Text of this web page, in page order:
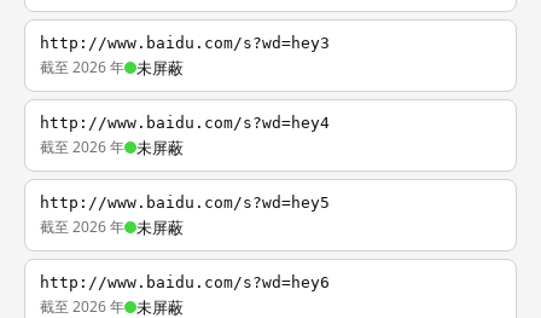
http://www.baidu.com/s?wd=hey3
截至 2026 年 未屏蔽
http://www.baidu.com/s?wd=hey4
截至 2026 年 未屏蔽
http://www.baidu.com/s?wd=hey5
截至 2026 年 未屏蔽
http://www.baidu.com/s?wd=hey6
截至 2026 年 未屏蔽